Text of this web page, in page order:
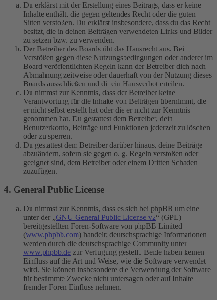
Du erklärst mit der Erstellung eines Beitrags, dass er keine
Inhalte enthält, die gegen geltendes Recht oder die guten
Sitten verstoßen. Du erklärst insbesondere, dass du das Recht
besitzt, die in deinen Beiträgen verwendeten Links und Bilder
zu setzen bzw. zu verwenden.
Der Betreiber des Boards übt das Hausrecht aus. Bei
Verstößen gegen diese Nutzungsbedingungen oder anderer im
Board veröffentlichten Regeln kann der Betreiber dich nach
Abmahnung zeitweise oder dauerhaft von der Nutzung dieses
Boards ausschließen und dir ein Hausverbot erteilen.
Du nimmst zur Kenntnis, dass der Betreiber keine
Verantwortung für die Inhalte von Beiträgen übernimmt, die
er nicht selbst erstellt hat oder die er nicht zur Kenntnis
genommen hat. Du gestattest dem Betreiber, dein
Benutzerkonto, Beiträge und Funktionen jederzeit zu löschen
oder zu sperren.
Du gestattest dem Betreiber darüber hinaus, deine Beiträge
abzuändern, sofern sie gegen o. g. Regeln verstoßen oder
geeignet sind, dem Betreiber oder einem Dritten Schaden
zuzufügen.
4. General Public License
Du nimmst zur Kenntnis, dass es sich bei phpBB um eine
unter der „GNU General Public License v2“ (GPL)
bereitgestellten Foren-Software von phpBB Limited
(www.phpbb.com) handelt; deutschsprachige Informationen
werden durch die deutschsprachige Community unter
www.phpbb.de zur Verfügung gestellt. Beide haben keinen
Einfluss auf die Art und Weise, wie die Software verwendet
wird. Sie können insbesondere die Verwendung der Software
für bestimmte Zwecke nicht untersagen oder auf Inhalte
fremder Foren Einfluss nehmen.